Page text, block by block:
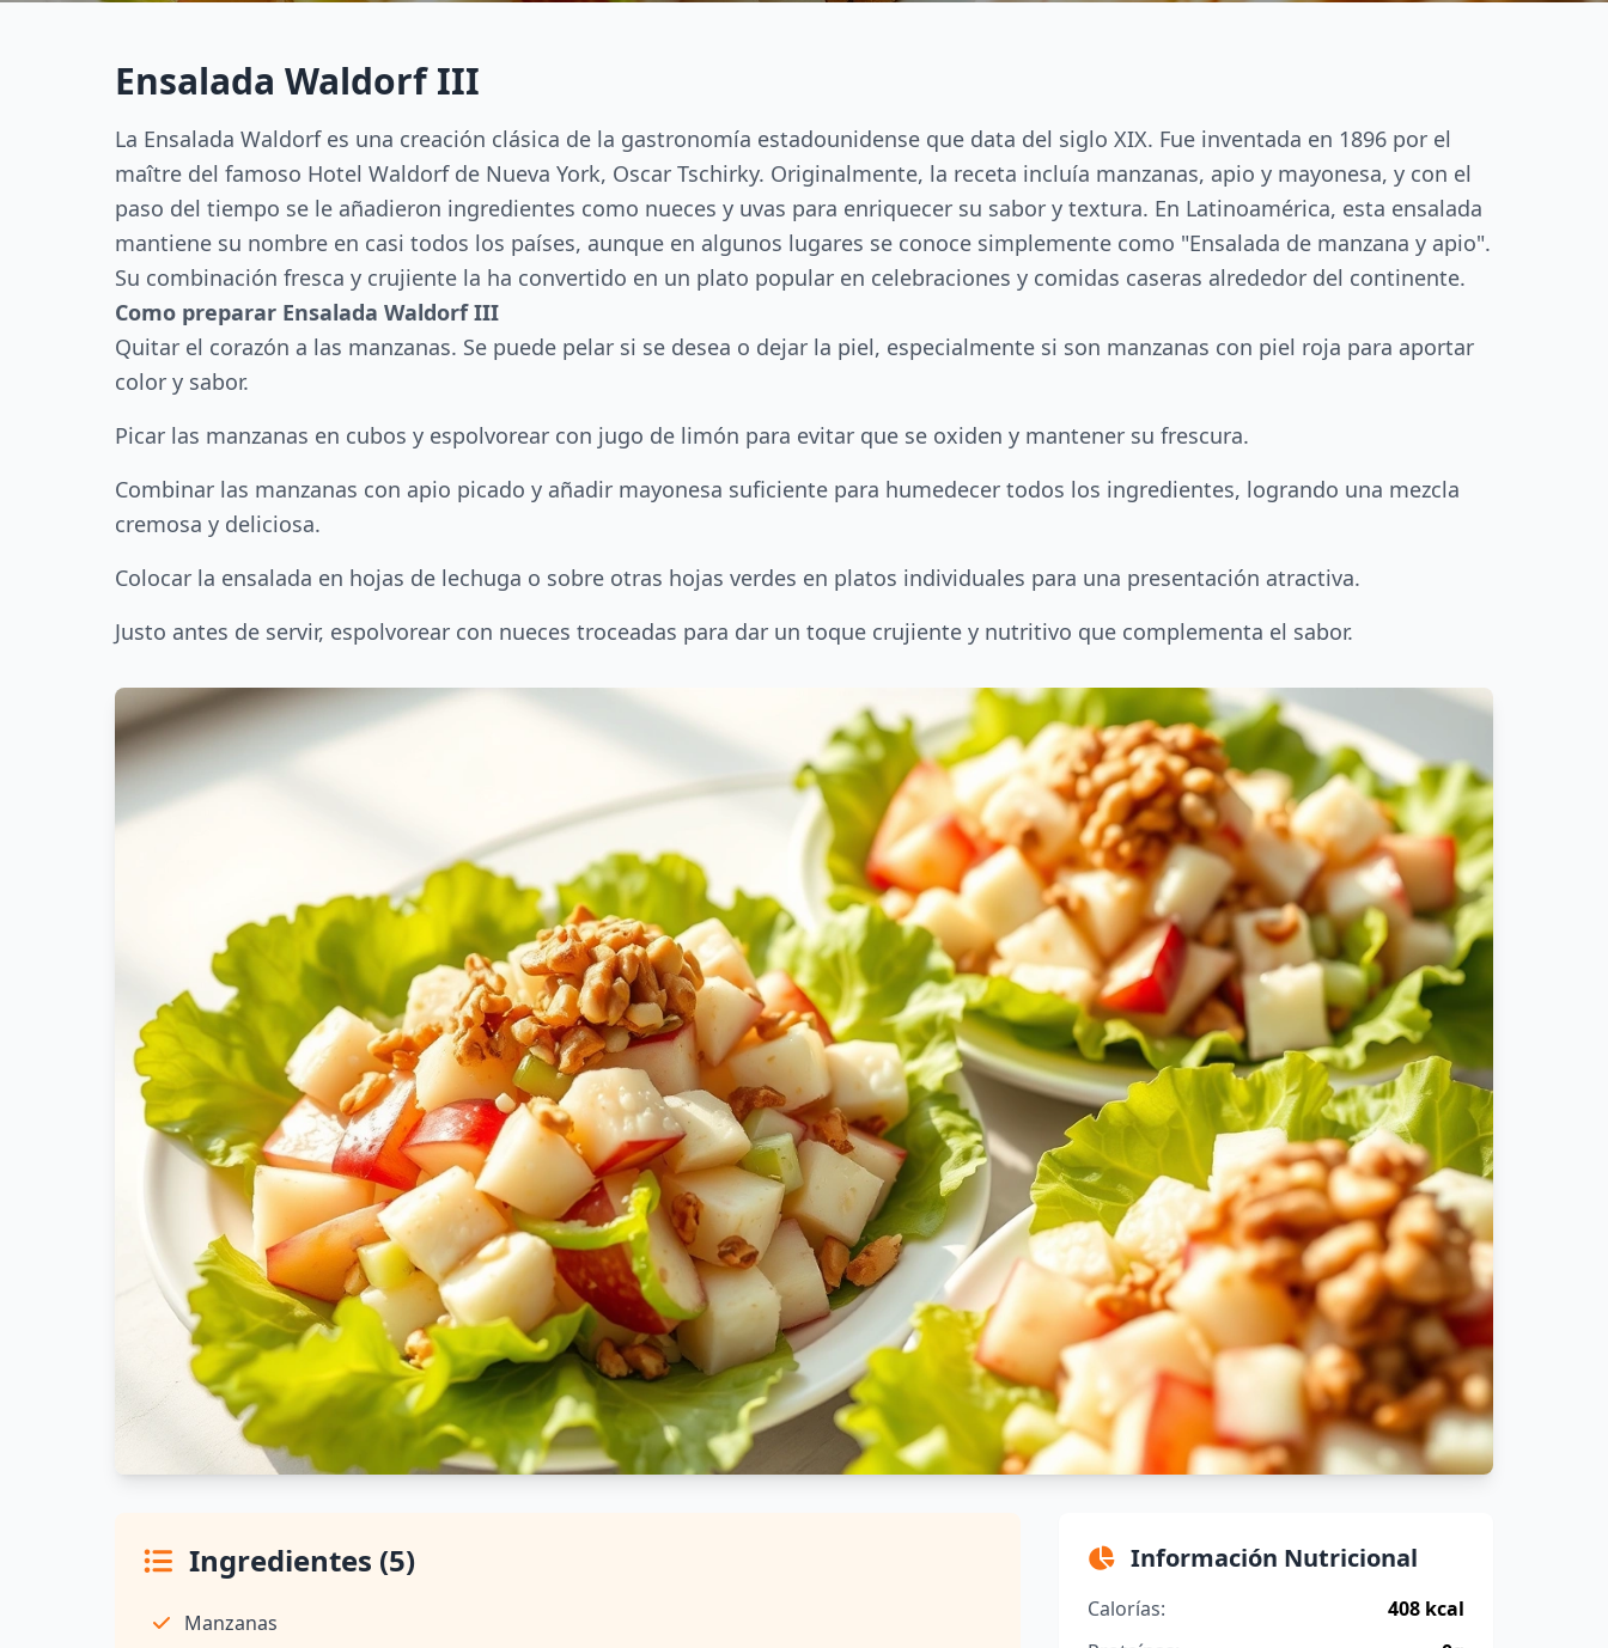
Ensalada Waldorf III
La Ensalada Waldorf es una creación clásica de la gastronomía estadounidense que data del siglo XIX. Fue inventada en 1896 por el
maître del famoso Hotel Waldorf de Nueva York, Oscar Tschirky. Originalmente, la receta incluía manzanas, apio y mayonesa, y con el
paso del tiempo se le añadieron ingredientes como nueces y uvas para enriquecer su sabor y textura. En Latinoamérica, esta ensalada
mantiene su nombre en casi todos los países, aunque en algunos lugares se conoce simplemente como "Ensalada de manzana y apio".
Su combinación fresca y crujiente la ha convertido en un plato popular en celebraciones y comidas caseras alrededor del continente.
Como preparar Ensalada Waldorf III
Quitar el corazón a las manzanas. Se puede pelar si se desea o dejar la piel, especialmente si son manzanas con piel roja para aportar
color y sabor.
Picar las manzanas en cubos y espolvorear con jugo de limón para evitar que se oxiden y mantener su frescura.
Combinar las manzanas con apio picado y añadir mayonesa suficiente para humedecer todos los ingredientes, logrando una mezcla
cremosa y deliciosa.
Colocar la ensalada en hojas de lechuga o sobre otras hojas verdes en platos individuales para una presentación atractiva.
Justo antes de servir, espolvorear con nueces troceadas para dar un toque crujiente y nutritivo que complementa el sabor.
Ingredientes (5)
Manzanas
Información Nutricional
Calorías:
408 kcal